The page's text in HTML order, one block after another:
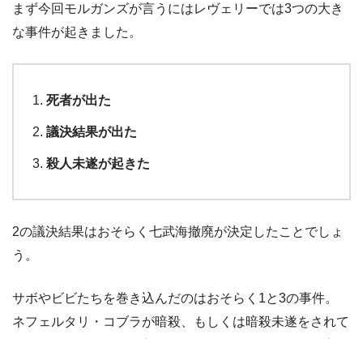
まず今回モルガンズが言うにはレヴェリーでは3つの大き
な事件が起きました。
死者が出た
議決結果が出た
殺人未遂が起きた
2の議決結果はおそらく七武海撤廃が決定したことでしょ
う。
サボやビビたちを巻き込んだのはおそらく1と3の事件。
ネフェルタリ・コブラが暗殺、もしくは暗殺未遂をされて